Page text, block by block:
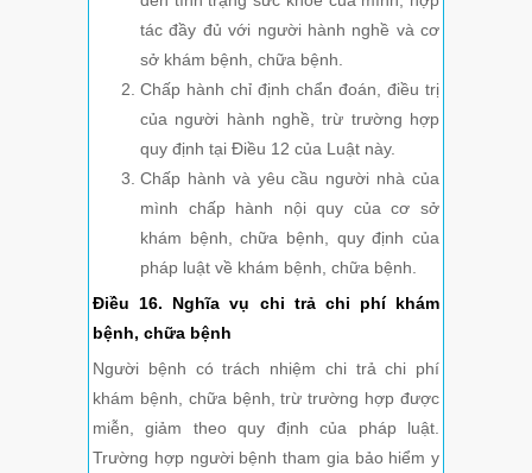
tác đầy đủ với người hành nghề và cơ
sở khám bệnh, chữa bệnh.
Chấp hành chỉ định chẩn đoán, điều trị
của người hành nghề, trừ trường hợp
quy định tại Điều 12 của Luật này.
Chấp hành và yêu cầu người nhà của
mình chấp hành nội quy của cơ sở
khám bệnh, chữa bệnh, quy định của
pháp luật về khám bệnh, chữa bệnh.
Điều 16. Nghĩa vụ chi trả chi phí khám
bệnh, chữa bệnh
Người bệnh có trách nhiệm chi trả chi phí
khám bệnh, chữa bệnh, trừ trường hợp được
miễn, giảm theo quy định của pháp luật.
Trường hợp người bệnh tham gia bảo hiểm y